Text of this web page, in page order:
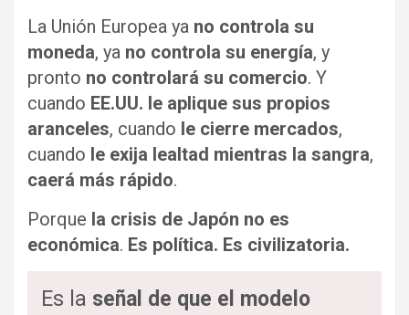
La Unión Europea ya no controla su
moneda, ya no controla su energía, y
pronto no controlará su comercio. Y
cuando EE.UU. le aplique sus propios
aranceles, cuando le cierre mercados,
cuando le exija lealtad mientras la sangra,
caerá más rápido.
Porque la crisis de Japón no es
económica. Es política. Es civilizatoria.
Es la señal de que el modelo